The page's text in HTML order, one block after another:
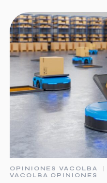
OPINIONES VACOLBA
VACOLBA OPINIONES